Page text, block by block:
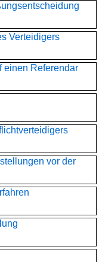
Verteidigers
einen Referendar
vor der